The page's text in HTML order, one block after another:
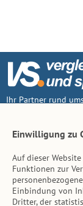
Ihr Partner rund
Inhalt
Tierarzt-Suche
Einwilligung zu
Auf dieser
Funktionen zur
Einbindung von
Dritter, der